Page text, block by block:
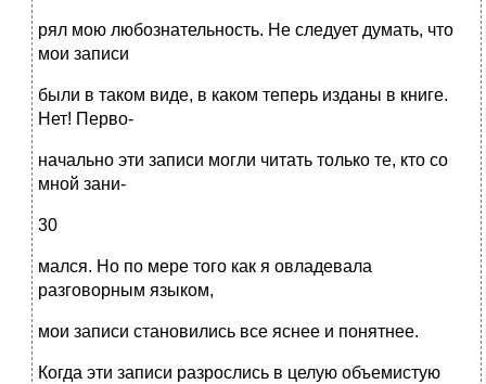
рял мою любознательность. Не следует думать, что
мои записи
были в таком виде, в каком теперь изданы в книге.
Нет! Перво-
начально эти записи могли читать только те, кто со
мной зани-
30
мался. Но по мере того как я овладевала
разговорным языком,
мои записи становились все яснее и понятнее.
Когда эти записи разрослись в целую объемистую